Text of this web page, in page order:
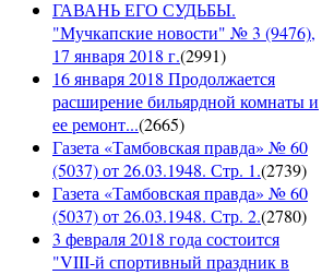
ГАВАНЬ ЕГО СУДЬБЫ.
"Мучкапские новости" № 3 (9476),
17 января 2018 г.(2991)
16 января 2018 Продолжается
расширение бильярдной комнаты и
ее ремонт...(2665)
Газета «Тамбовская правда» № 60
(5037) от 26.03.1948. Стр. 1.(2739)
Газета «Тамбовская правда» № 60
(5037) от 26.03.1948. Стр. 2.(2780)
3 февраля 2018 года состоится
"VIII-й спортивный праздник в